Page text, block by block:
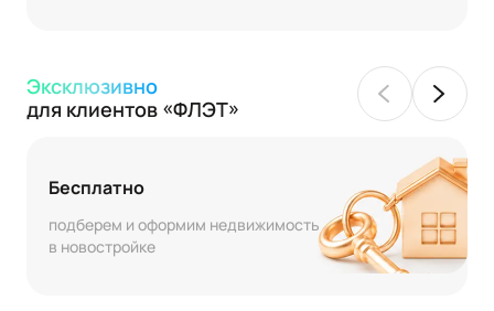
Эксклюзивно
для клиентов «ФЛЭТ»
Бесплатно
подберем и оформим недвижимость
в новостройке